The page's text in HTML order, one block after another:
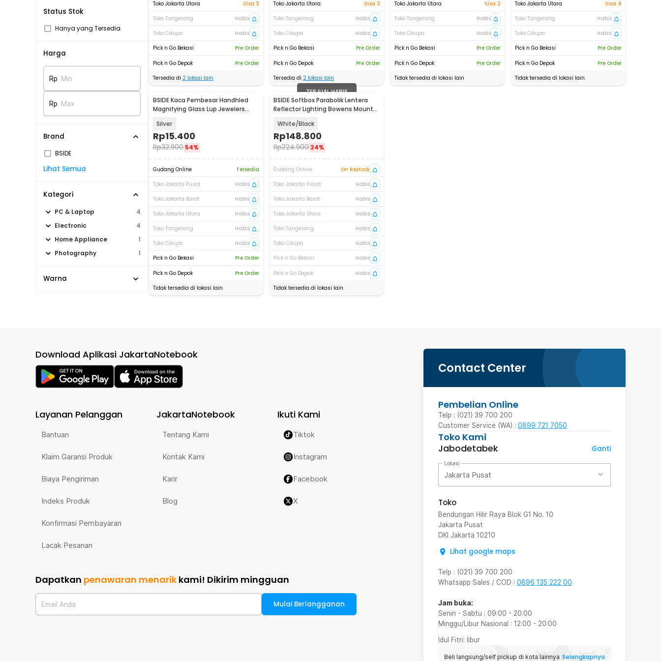
Status Stok
Hanya yang Tersedia
Harga
Rp Min
Rp Max
Brand
BSIDE
Lihat Semua
Kategori
PC & Laptop
4
Electronic
4
Home Appliance
1
Photography
1
Warna
Toko Jakarta Utara
Sisa 3
Toko Tangerang
Habis
Toko Cikupa
Habis
Pick n Go Bekasi
Pre Order
Pick n Go Depok
Pre Order
Tersedia di 2lokasi lain
Toko Jakarta Utara
Sisa 3
Toko Tangerang
Habis
Toko Cikupa
Habis
Pick n Go Bekasi
Pre Order
Pick n Go Depok
Pre Order
Tersedia di 2 lokasi lain
Toko Jakarta Utara
Sisa 2
Toko Tangerang
Habis
Toko Cikupa
Habis
Pick n Go Bekasi
Pre Order
Pick n Go Depok
Pre Order
Tidak tersedia di lokasi lain
Toko Jakarta Utara
Sisa 4
Toko Tangerang
Habis
Toko Cikupa
Habis
Pick n Go Bekasi
Pre Order
Pick n Go Depok
Pre Order
Tidak tersedia di lokasi lain
BSIDE Kaca Pembesar Handhled
Magnifying Glass Lup Jewelers
Silver
Rp15.400
Rp32.900 54%
Gudang Online
Tersedia
Toko Jakarta Pusat
Habis
Toko Jakarta Barat
Habis
Toko Jakarta Utara
Habis
Toko Tangerang
Habis
Toko Cikupa
Habis
Pick n Go Bekasi
Pre Order
Pick n Go Depok
Pre Order
Tidak tersedia di lokasi lain
TERJUAL HABIS
BSIDE Softbox Parabolik Lentera
Reflector Lighting Bowens Mount
White/Black
Rp148.800
Rp224.90034%
Gudang Online
On Restock
Toko Jakarta Pusat
Habis
Toko Jakarta Barat
Habis
Toko Jakarta Utara
Habis
Toko Tangerang
Habis
Toko Cikupa
Habis
Pick n Go Bekasi
Habis
Pick n Go Depok
Habis
Tidak tersedia di lokasi lain
Contact Center
Pembelian Online
Telp : (021) 39 700 200
Customer Service (WA) : 0899 721 7050
Toko Kami
Jabodetabek
Ganti
Lokasi
Jakarta Pusat
Toko
Bendungan Hilir Raya Blok G1 No. 10
Jakarta Pusat
DKI Jakarta 10210
Lihat google maps
Telp : (021) 39 700 200
Whatsapp Sales / COD : 0896 135 222 00
Jam buka:
Senin - Sabtu : 09:00 - 20:00
Minggu/Libur Nasional : 12:00 - 20:00
Idul Fitri: libur
Beli langsung/self pickup di kota lainnya Selengkapnya
Download Aplikasi JakartaNotebook
Layanan Pelanggan
Bantuan
Klaim Garansi Produk
Biaya Pengiriman
Indeks Produk
Konfirmasi Pembayaran
Lacak Pesanan
JakartaNotebook
Tentang Kami
Kontak Kami
Karir
Blog
Ikuti Kami
Tiktok
Instagram
Facebook
X
Dapatkan penawaran menarik kami! Dikirim mingguan
Email Anda Mulai Berlangganan